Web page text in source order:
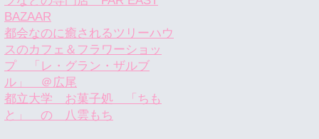
BAZAAR
都会なのに癒されるツリーハウ
スのカフェ＆フラワーショッ
プ 「レ・グラン・ザルブ
ル」 ＠広尾
都立大学 お菓子処 「ちも
と」 の 八雲もち